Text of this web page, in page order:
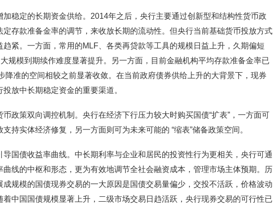
加稳定的长期资金供给。2014年之后，央行主要通过创新型和结构性货币政
定存款准备金率的调节，来收放长期的流动性。但央行当前基础货币投放方式
趋紧。一方面，常用的MLF、各类再贷款等工具的规模日益上升，久期偏短
规模到期续作难度显著提升。另一方面，目前金融机构平均存款准备金率已
降准的空间相较之前显著收敛。在当前政府债券供给上升的大背景下，现券
放中长期稳定资金的重要渠道。
币政策双向调控机制。央行在经济下行压力较大时购买国债“扩表”，一方面可
持实体经济修复，另一方面则可为未来可能的 “缩表”储备政策空间。
导国债收益率曲线。中长期利率与企业和居民的投资性行为更相关，央行可通
曲线的中枢和形态，更为有效地调节全社会融资成本，管理市场主体预期。历
成规模的国债现券交易的一大原因是国债交易量偏少，交投不活跃，价格波动
着中国国债规模显著上升，二级市场交易日趋活跃，央行现券交易的可行性已